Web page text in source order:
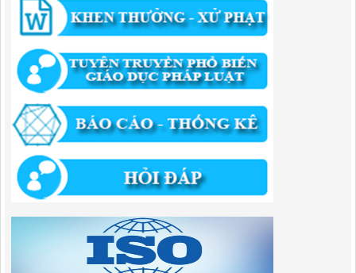
346/QĐ-UBND
QUYẾT ĐỊNH Về việc phê duyệt quy trình nội bộ giải quyết thủ tục
hành chính trong lĩnh vực khu công nghiệp, khu kinh tế thuộc thẩm
quyền giải quyết của Ban Quản lý Khu kinh tế tỉnh Cao Bằng
Lượt xem:515 | lượt tải:318
55/QĐ-BQLKKT
QUYẾT ĐỊNH Công khai điều chỉnh, bổ sung Kế hoạch vốn đầu tư
công năm 2025
Lượt xem:823 | lượt tải:422
294/QĐ-UBND
QUYẾT ĐỊNH Về việc phê duyệt quy trình nội bộ giải quyết thủ tục
quyết của Ban Quản lý Khu kinh tế tỉnh Cao Bằng
Lượt xem:674 | lượt tải:203